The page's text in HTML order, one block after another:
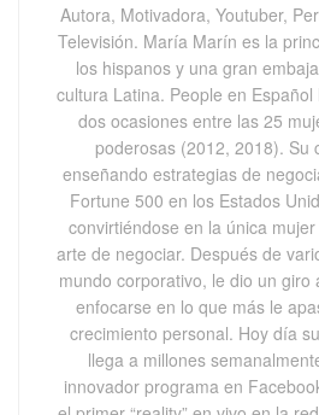
Autora, Motivadora, Youtuber,
Televisión. María Marín es la
los hispanos y una gran
cultura Latina. People en
dos ocasiones entre las 25
poderosas (2012, 2018). Su
enseñando estrategias de
Fortune 500 en los Estados
convirtiéndose en la única
arte de negociar. Después de
mundo corporativo, le dio un giro
enfocarse en lo que más le
crecimiento personal. Hoy día
llega a millones
innovador programa en